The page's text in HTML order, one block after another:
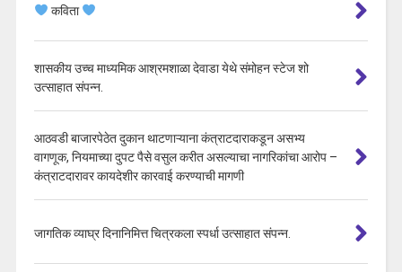
कविता
शासकीय उच्च माध्यमिक आश्रमशाळा देवाडा येथे संमोहन स्टेज शो
उत्साहात संपन्न.
आठवडी बाजारपेठेत दुकान थाटणाऱ्याना कंत्राटदाराकडून असभ्य
वागणूक, नियमाच्या दुपट पैसे वसुल करीत असल्याचा नागरिकांचा आरोप –
कंत्राटदारावर कायदेशीर कारवाई करण्याची मागणी
जागतिक व्याघ्र दिनानिमित्त चित्रकला स्पर्धा उत्साहात संपन्न.